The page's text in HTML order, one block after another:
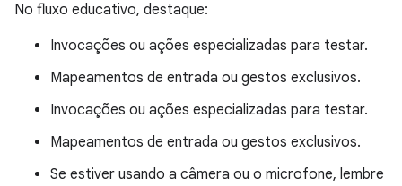
No fluxo educativo, destaque:
Invocações ou ações especializadas para testar.
Mapeamentos de entrada ou gestos exclusivos.
Invocações ou ações especializadas para testar.
Mapeamentos de entrada ou gestos exclusivos.
Se estiver usando a câmera ou o microfone, lembre